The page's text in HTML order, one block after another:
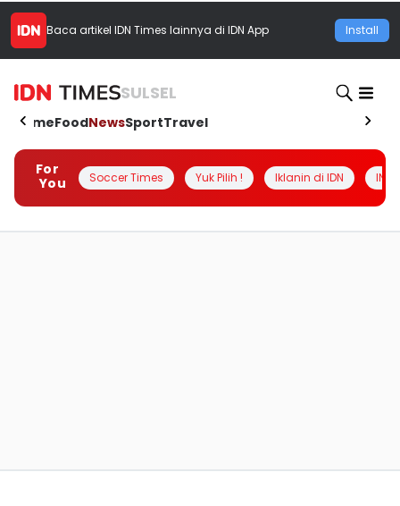
Baca artikel IDN Times lainnya di IDN App Install
SULSEL
HomeFoodNewsSportTravel
For
You
Soccer Times Yuk Pilih ! Iklanin di IDN